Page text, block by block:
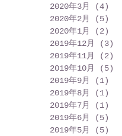
2020年3月
(4)
2020年2月
(5)
2020年1月
(2)
2019年12月
(3)
2019年11月
(2)
2019年10月
(5)
2019年9月
(1)
2019年8月
(1)
2019年7月
(1)
2019年6月
(5)
2019年5月
(5)